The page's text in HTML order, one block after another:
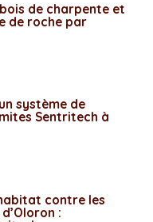
de charpente et
de roche par
système de
Sentritech à
contre les
: